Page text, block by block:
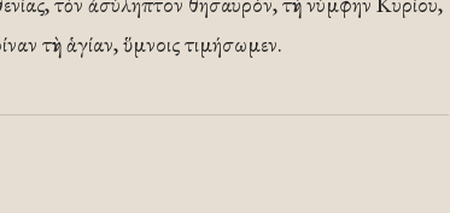
τὴν ἁγίαν, ὕμνοις τιμήσωμεν.